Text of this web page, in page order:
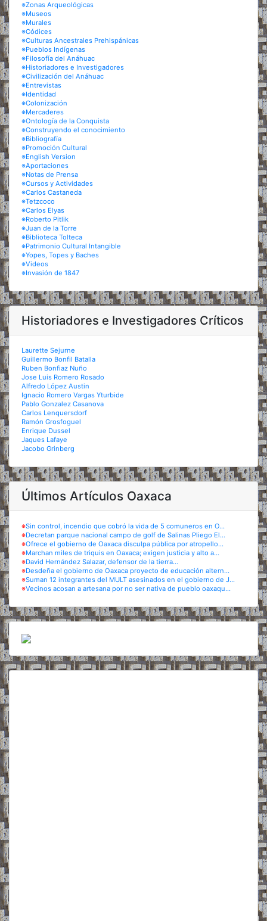
※Zonas Arqueológicas
※Museos
※Murales
※Códices
※Culturas Ancestrales Prehispánicas
※Pueblos Indígenas
※Filosofía del Anáhuac
※Historiadores e Investigadores
※Civilización del Anáhuac
※Entrevistas
※Identidad
※Colonización
※Mercaderes
※Ontología de la Conquista
※Construyendo el conocimiento
※Bibliografía
※Promoción Cultural
※English Version
※Aportaciones
※Notas de Prensa
※Cursos y Actividades
※Carlos Castaneda
※Tetzcoco
※Carlos Elyas
※Roberto Pitlik
※Juan de la Torre
※Biblioteca Tolteca
※Patrimonio Cultural Intangible
※Yopes, Topes y Baches
※Videos
※Invasión de 1847
Historiadores e Investigadores Críticos
Laurette Sejurne
Guillermo Bonfil Batalla
Ruben Bonfiaz Nuño
Jose Luis Romero Rosado
Alfredo López Austin
Ignacio Romero Vargas Yturbide
Pablo Gonzalez Casanova
Carlos Lenquersdorf
Ramón Grosfoguel
Enrique Dussel
Jaques Lafaye
Jacobo Grinberg
Últimos Artículos Oaxaca
※Sin control, incendio que cobró la vida de 5 comuneros en O...
※Decretan parque nacional campo de golf de Salinas Pliego El...
※Ofrece el gobierno de Oaxaca disculpa pública por atropello...
※Marchan miles de triquis en Oaxaca; exigen justicia y alto a...
※David Hernández Salazar, defensor de la tierra...
※Desdeña el gobierno de Oaxaca proyecto de educación altern...
※Suman 12 integrantes del MULT asesinados en el gobierno de J...
※Vecinos acosan a artesana por no ser nativa de pueblo oaxaqu...